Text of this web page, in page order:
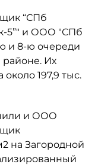
“СПб
5”" и ООО "СПб
и 8-ю очереди
Их
197,9 тыс.
и ООО
на Загородной